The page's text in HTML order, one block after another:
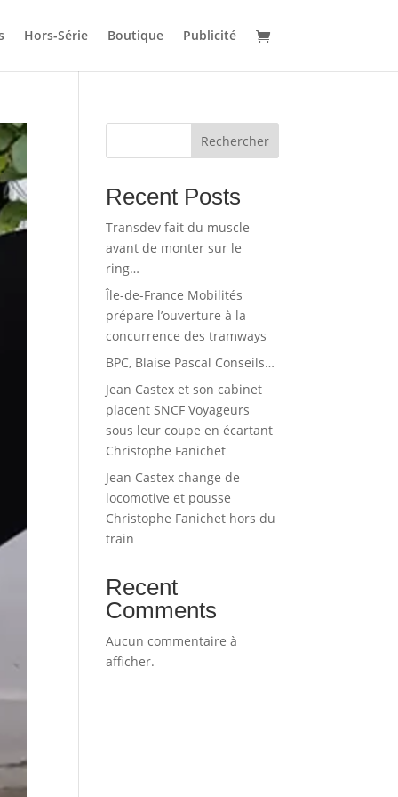
Hors-Série Boutique Publicité
Rechercher
Recent Posts
Transdev fait du muscle
avant de monter sur le
ring…
Île-de-France Mobilités
prépare l’ouverture à la
concurrence des tramways
BPC, Blaise Pascal Conseils…
Jean Castex et son cabinet
placent SNCF Voyageurs
sous leur coupe en écartant
Christophe Fanichet
Jean Castex change de
locomotive et pousse
Christophe Fanichet hors du
train
Recent
Comments
Aucun commentaire à
afficher.